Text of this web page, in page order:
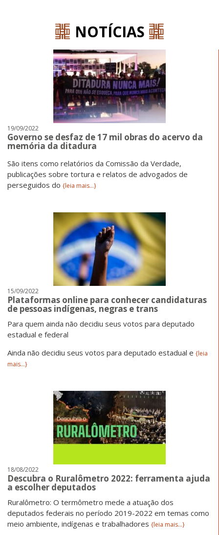
NOTÍCIAS
19/09/2022
Governo se desfaz de 17 mil obras do acervo da
memória da ditadura
São itens como relatórios da Comissão da Verdade,
publicações sobre tortura e relatos de advogados de
perseguidos do {leia mais...}
15/09/2022
Plataformas online para conhecer candidaturas
de pessoas indígenas, negras e trans
Para quem ainda não decidiu seus votos para deputado
estadual e federal
Ainda não decidiu seus votos para deputado estadual e {leia
mais...}
18/08/2022
Descubra o Ruralômetro 2022: ferramenta ajuda
a escolher deputados
Ruralômetro: O termômetro mede a atuação dos
deputados federais no período 2019-2022 em temas como
meio ambiente, indígenas e trabalhadores {leia mais...}